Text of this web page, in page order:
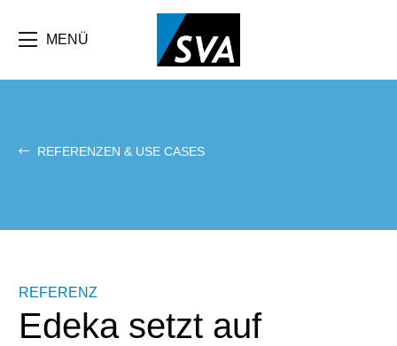
Inhalt
MENÜ
REFERENZEN & USE CASES
REFERENZ
Edeka setzt auf